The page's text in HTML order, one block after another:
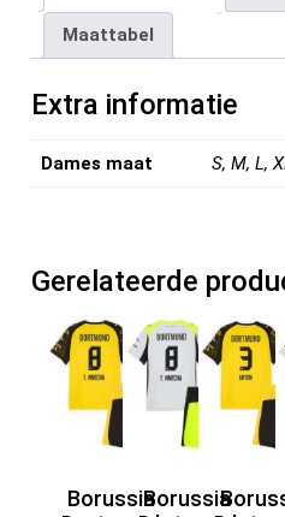
b
o
o
k
er
es
t
t
Maattabel
Extra informatie
Dames maat S, M, L,
Gerelateerde
BorussiaBorussia